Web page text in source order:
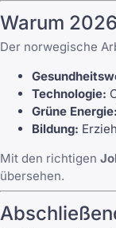
Warum
Der norwegische
Technologie:
Grüne Energie:
Bildung:
Mit den richtigen
übersehen.